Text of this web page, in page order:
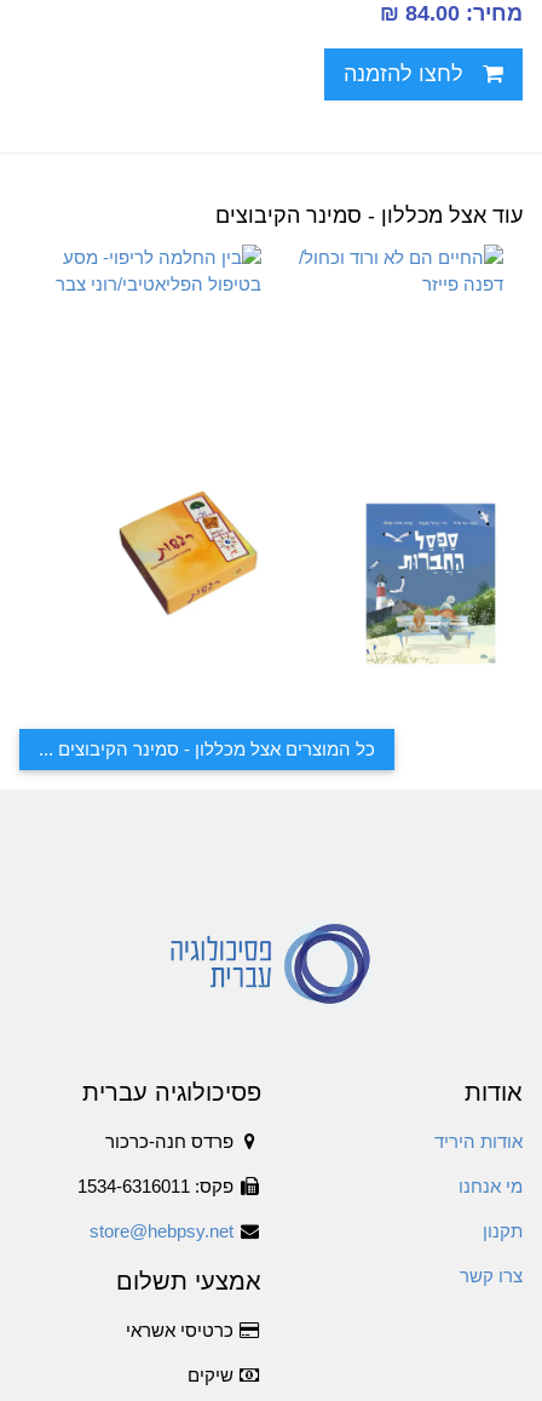
מחיר: 84.00 ₪
לחצו להזמנה
עוד אצל מכללון - סמינר הקיבוצים
כל המוצרים אצל מכללון - סמינר הקיבוצים ...
אודות
אודות היריד
מי אנחנו
תקנון
צרו קשר
פסיכולוגיה עברית
פרדס חנה-כרכור
פקס: 1534-6316011
store@hebpsy.net
אמצעי תשלום
כרטיסי אשראי
שיקים